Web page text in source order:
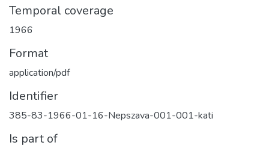
Temporal coverage
1966
Format
application/pdf
Identifier
385-83-1966-01-16-Nepszava-001-001-kati
Is part of